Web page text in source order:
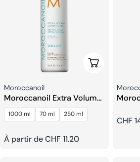
Choisissez
Fournisseur:
Moroccanoil
Moroccanoil Extra Volume
Après-shampoing
1000 ml 70 ml 250 ml
Prix
À partir de CHF 11.20
Prix
CHF